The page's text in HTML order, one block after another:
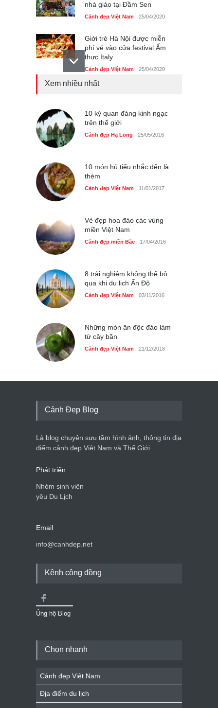
nhà giáo tại Đầm Sen
Cảnh đẹp Việt Nam 25/04/2020
Giới trẻ Hà Nội được miễn
phí vé vào cửa festival Ẩm
thực Italy
Cảnh đẹp Việt Nam 25/04/2020
Cảnh đẹp Việt Nam 25/04/2020
Bán đảo Sơn Trà sẽ là khu
Xem nhiều nhất
10 kỳ quan đáng kinh ngạc
trên thế giới
Cảnh đẹp Hạ Long 25/05/2016
10 món hủ tiếu nhắc đến là
thèm
Cảnh đẹp Việt Nam 11/01/2017
Vẻ đẹp hoa đào các vùng
miền Việt Nam
Cảnh đẹp miền Bắc 17/04/2016
8 trải nghiệm không thể bỏ
qua khi du lịch Ấn Độ
Cảnh đẹp Việt Nam 03/11/2016
Những món ăn độc đáo làm
từ cây bần
Cảnh đẹp Việt Nam 21/12/2018
Cảnh Đẹp Blog
Là blog chuyên sưu tầm hình ảnh, thông tin địa
điểm cảnh đẹp Việt Nam và Thế Giới
Phát triển
Nhóm sinh viên
yêu Du Lịch
Email
info@canhdep.net
Kênh cộng đồng
Ủng hộ Blog
Chọn nhanh
Cảnh đẹp Việt Nam
Địa điểm du lịch